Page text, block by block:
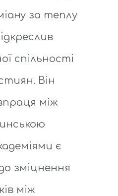
за теплу
спільності
Він
між
є
зміцнення
між